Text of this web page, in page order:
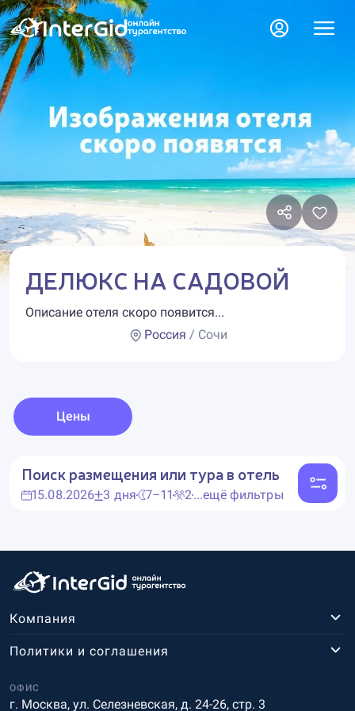
ДЕЛЮКС НА САДОВОЙ
Описание отеля скоро появится...
Россия / Сочи
Цены
Поиск размещения или тура в отель
15.08.2026 3 дня 7–11 2...ещё фильтры
Компания
ОФИС
г. Москва, ул. Селезневская, д. 24-26, стр. 3
Политики и соглашения